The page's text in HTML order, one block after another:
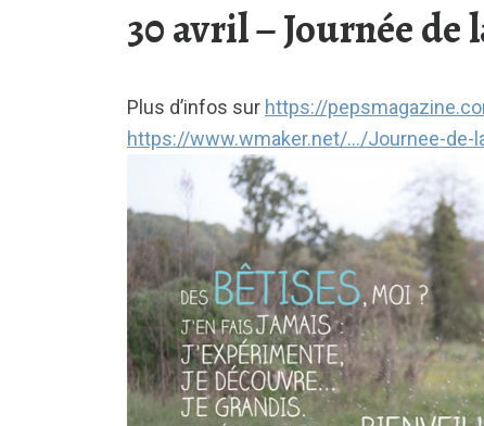
30 avril – Journée
Plus d’infos sur https://
https://www.wmaker.net/…/Journee-de-